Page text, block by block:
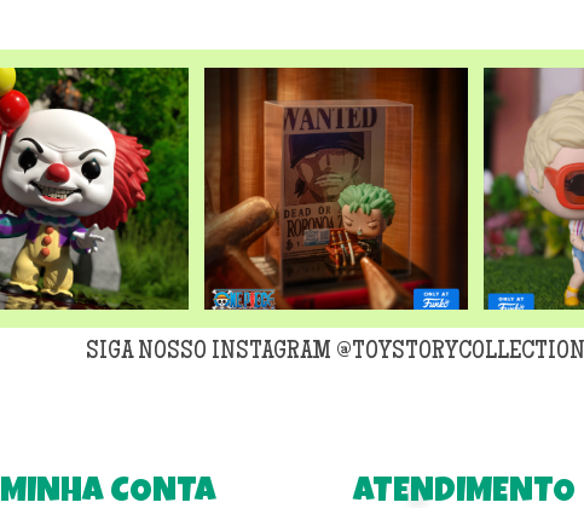
SIGA NOSSO INSTAGRAM @TOYSTORYCOLLECTION
MINHA CONTA ATENDIMENTO